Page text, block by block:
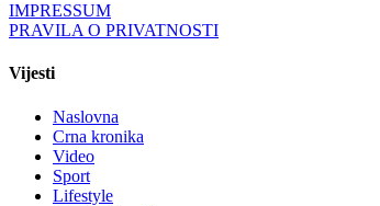
IMPRESSUM
PRAVILA O PRIVATNOSTI
Vijesti
Naslovna
Crna kronika
Video
Sport
Lifestyle